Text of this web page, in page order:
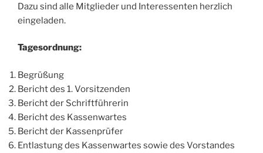
Dazu sind alle Mitglieder und Interessenten herzlich
eingeladen.
Tagesordnung:
Begrüßung
Bericht des 1. Vorsitzenden
Bericht der Schriftführerin
Bericht des Kassenwartes
Bericht der Kassenprüfer
Entlastung des Kassenwartes sowie des Vorstandes